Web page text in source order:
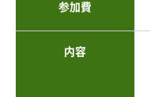
参加費
内容